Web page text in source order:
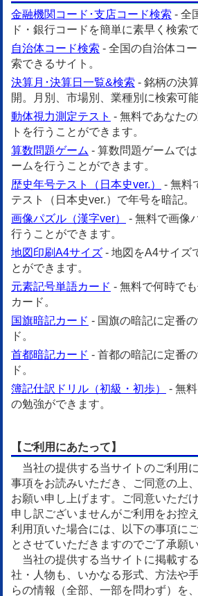
金融機関コード･支店コード検索 - 全
ド・銀行コードを簡単に素早く検索
自治体コード検索 - 全国の自治体コ
索できるサイト。
決算月･決算日一覧&検索 - 銘柄の決
開。月別、市場別、業種別に検索可能
動体視力測定テスト - 無料であなた
トを行うことができます。
算数問題ゲーム - 算数問題ゲームで
ームを行うことができます。
歴史年号テスト（日本史ver.）
- 無料
テスト（日本史ver.）で年号を暗記。
画像パズル（漢字ver）
- 無料で画像
行うことができます。
地図印刷A4サイズ - 地図をA4サイズ
とができます。
元素記号単語カード - 無料で何時で
カード。
国旗暗記カード - 国旗の暗記に定番
ド。
首都暗記カード - 首都の暗記に定番
ド。
簿記仕訳ドリル（初級・初歩）
- 無
の勉強ができます。
【ご利用にあたって】
当社の提供する当サイトのご利用
事項をお読みいただき、ご同意の上
お願い申し上げます。ご同意いただ
申し訳ございませんがご利用をお控
利用頂いた場合には、以下の事項に
とさせていただきますのでご了承願い
当社の提供する当サイトに掲載す
社・人物も、いかなる形式、方法や
らの情報（全部、一部を問わず）を